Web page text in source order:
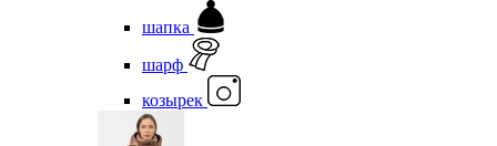
шапка
шарф
козырек